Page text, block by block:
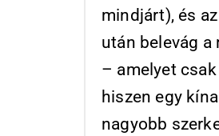
mindjárt), és
után belevág
– amelyet
hiszen egy
nagyobb